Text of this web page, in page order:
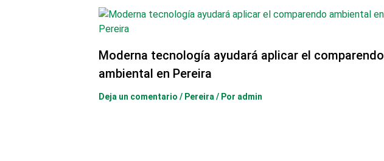
Moderna tecnología ayudará aplicar el comparendo
ambiental en Pereira
Deja un comentario / Pereira / Por admin